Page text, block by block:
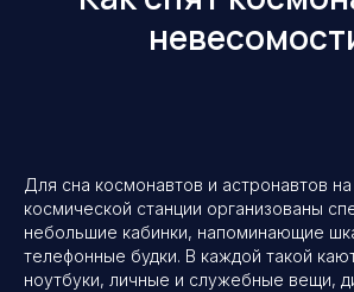
Для сна космонавтов и астронавтов
космической станции организованы
небольшие кабинки, напоминающие
телефонные будки. В каждой такой
ноутбуки, личные и служебные вещи,